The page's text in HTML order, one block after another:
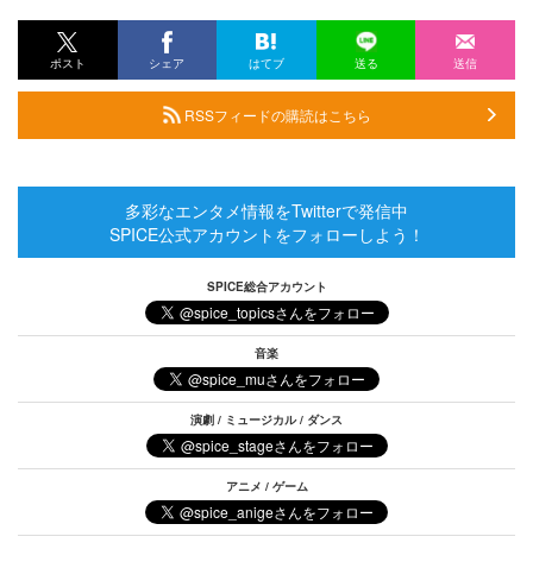
ポスト シェア はてブ 送る 送信
RSSフィードの購読はこちら
多彩なエンタメ情報をTwitterで発信中
SPICE公式アカウントをフォローしよう！
SPICE総合アカウント
音楽
演劇 / ミュージカル / ダンス
アニメ / ゲーム